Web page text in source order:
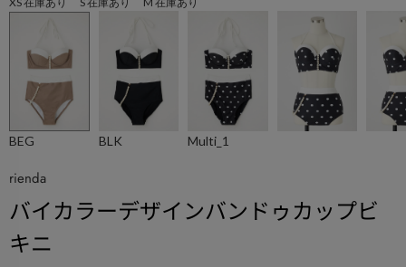
BEG BLK Multi_1
rienda
バイカラーデザインバンドゥカップビ
キニ